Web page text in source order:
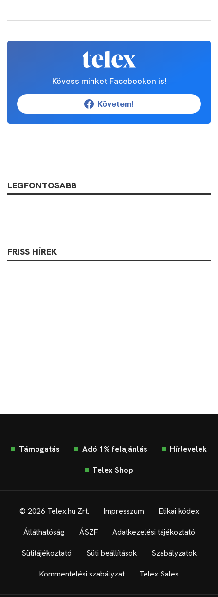
Kövess minket Facebookon is!
Követem!
LEGFONTOSABB
FRISS HÍREK
Támogatás Adó 1% felajánlás Hírlevelek
Telex Shop
© 2026 Telex.hu Zrt. Impresszum Etikai kódex
Átláthatóság ÁSZF Adatkezelési tájékoztató
Sütitájékoztató Süti beállítások Szabályzatok
Kommentelési szabályzat Telex Sales